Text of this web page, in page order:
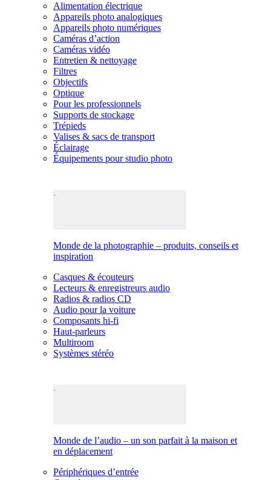
Alimentation électrique
Appareils photo analogiques
Appareils photo numériques
Caméras d’action
Caméras vidéo
Entretien & nettoyage
Filtres
Objectifs
Optique
Pour les professionnels
Supports de stockage
Trépieds
Valises & sacs de transport
Éclairage
Équipements pour studio photo
Monde de la photographie – produits, conseils et
inspiration
Casques & écouteurs
Lecteurs & enregistreurs audio
Radios & radios CD
Audio pour la voiture
Composants hi-fi
Haut-parleurs
Multiroom
Systèmes stéréo
Monde de l’audio – un son parfait à la maison et
en déplacement
Périphériques d’entrée